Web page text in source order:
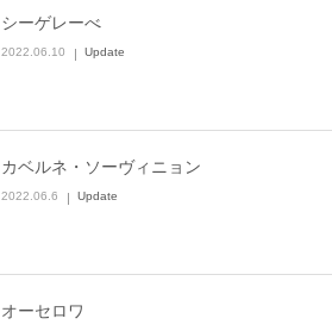
シーゲレーべ
2022.06.10 Update
カベルネ・ソーヴィニョン
2022.06.6 Update
オーセロワ